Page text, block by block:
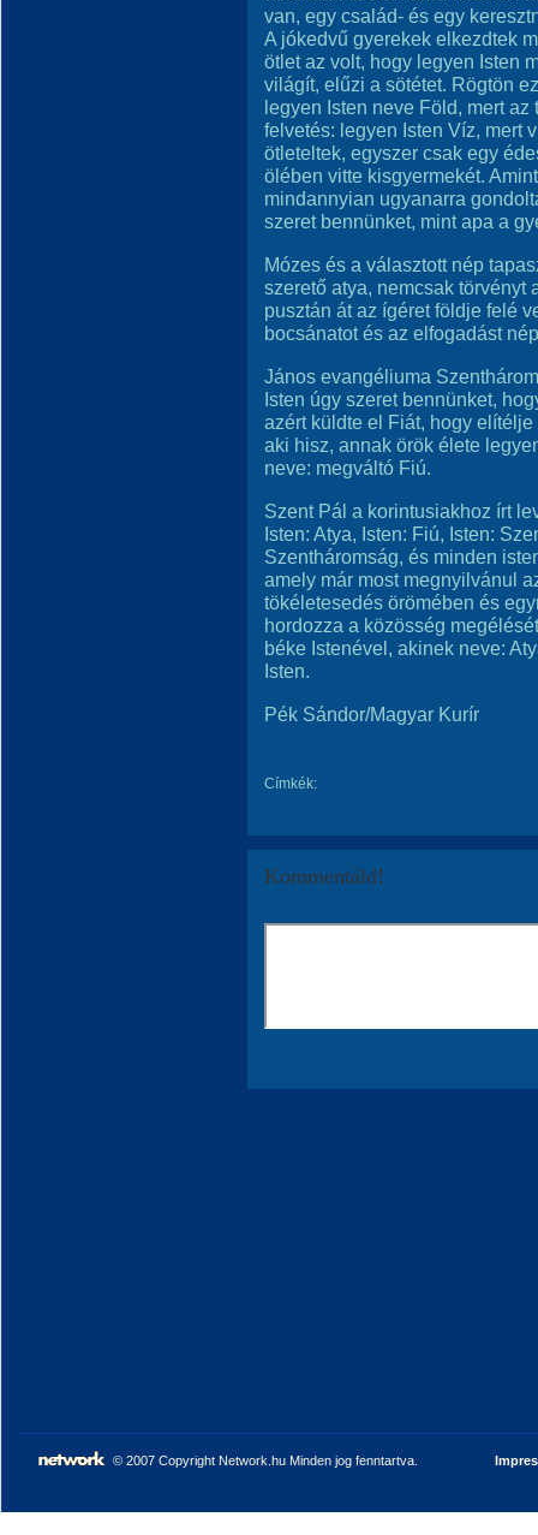
van, egy család- és egy
A jókedvű gyerekek elkezdtek
ötlet az volt, hogy legyen Isten
világít, elűzi a sötétet. Rögtön
legyen Isten neve Föld, mert
felvetés: legyen Isten Víz, mert
ötleteltek, egyszer csak egy
ölében vitte kisgyermekét.
mindannyian ugyanarra
szeret bennünket, mint apa a
Mózes és a választott nép
szerető atya, nemcsak törvényt
pusztán át az ígéret földje felé
bocsánatot és az elfogadást
János evangéliuma
Isten úgy szeret bennünket,
azért küldte el Fiát, hogy
aki hisz, annak örök élete
neve: megváltó Fiú.
Szent Pál a korintusiakhoz írt
Isten: Atya, Isten: Fiú, Isten:
Szentháromság, és minden
amely már most megnyilvánul
tökéletesedés örömében és
hordozza a közösség
béke Istenével, akinek neve:
Isten.
Pék Sándor/Magyar Kurír
Címkék:
Kommentáld!
© 2007 Copyright Network.hu Minden jog fenntartva.